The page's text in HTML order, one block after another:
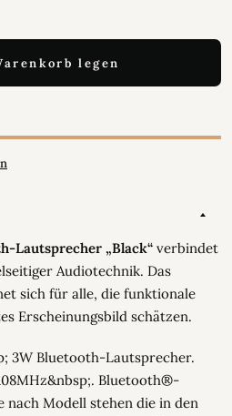
legen
Lautsprecher „Black“verbindet
Audiotechnik. Das
sich für alle, die funktionale
Erscheinungsbild schätzen.
3W Bluetooth-Lautsprecher.
Bluetooth®-
nach Modell stehen die in den